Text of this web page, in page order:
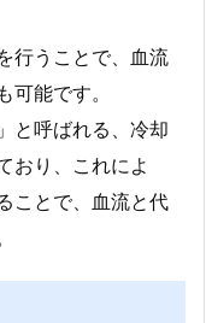
行うことで、血流
可能です。
と呼ばれる、冷却
おり、これによ
ことで、血流と代